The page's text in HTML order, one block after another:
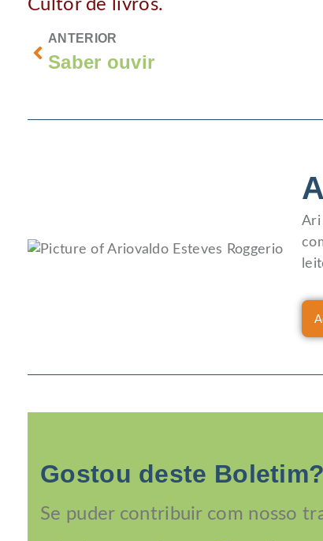
Cultor de livros.
ANTERIOR
Saber ouvir
Ari
Gostou deste Boletim?
Se puder contribuir com nosso